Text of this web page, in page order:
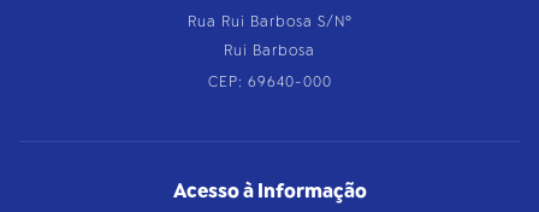
Rua Rui Barbosa S/Nº
Rui Barbosa
CEP: 69640-000
Acesso à Informação